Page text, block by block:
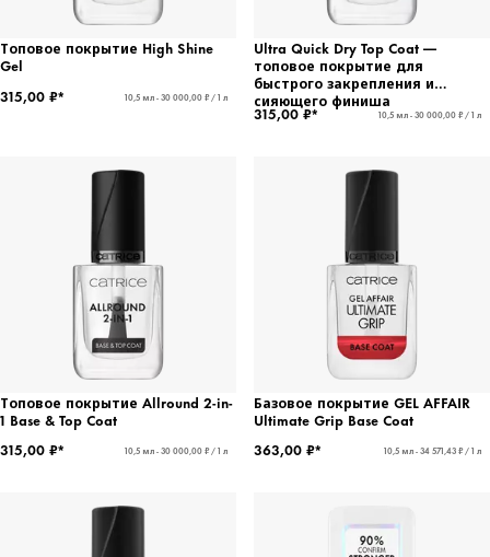
Топовое покрытие High Shine
Gel
315,00 ₽*
10,5 мл - 30 000,00 ₽ / 1 л
Ultra Quick Dry Top Coat —
топовое покрытие для
быстрого закрепления и
сияющего финиша
315,00 ₽* 10,5 мл - 30 000,00 ₽ / 1 л
Топовое покрытие Allround 2-in-
1 Base & Top Coat
315,00 ₽*
10,5 мл - 30 000,00 ₽ / 1 л
Базовое покрытие GEL AFFAIR
Ultimate Grip Base Coat
363,00 ₽*
10,5 мл - 34 571,43 ₽ / 1 л